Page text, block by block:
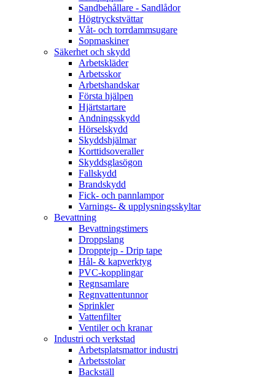
Sandbehållare - Sandlådor
Högtryckstvättar
Våt- och torrdammsugare
Sopmaskiner
Säkerhet och skydd
Arbetskläder
Arbetsskor
Arbetshandskar
Första hjälpen
Hjärtstartare
Andningsskydd
Hörselskydd
Skyddshjälmar
Korttidsoveraller
Skyddsglasögon
Fallskydd
Brandskydd
Fick- och pannlampor
Varnings- & upplysningsskyltar
Bevattning
Bevattningstimers
Droppslang
Dropptejp - Drip tape
Hål- & kapverktyg
PVC-kopplingar
Regnsamlare
Regnvattentunnor
Sprinkler
Vattenfilter
Ventiler och kranar
Industri och verkstad
Arbetsplatsmattor industri
Arbetsstolar
Backställ